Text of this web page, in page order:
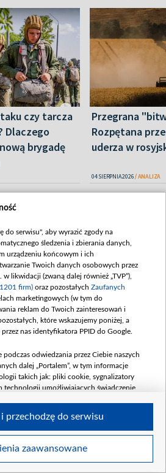
czy tarcza
Dlaczego
brygadę
Przegrana
Rozpętana
uderza w
04 SIERPNIA 2026 ANALIZA
przygotowane
Grahama
ukraińskie
07 SIERPNIA 2026 WOJNA
do serwisu", aby wyrazić zgody na
śledzenia i zbierania danych,
urządzeniu końcowym i ich
Twoich danych osobowych przez
likwidacji (zwaną dalej również „TVP”),
firm) oraz pozostałych Zaufanych
marketingowych (w tym do
reklam do Twoich zainteresowań i
które wskazujemy poniżej, a
nas identyfikatora PPID do Google.
odwiedzania przez Ciebie naszych
dalej „Portalem”, w tym informacje
takich jak: pliki cookie, sygnalizatory
umożliwiających świadczenie
podczas odwiedzania przez Ciebie
zaawansowane
przechodzę do serwisu